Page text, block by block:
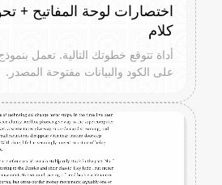
اختصارات لوحة المفاتيح +
كلام
أداة تتوقع خطوتك التالية. تعمل
على الكود والبيانات مفتوحة المصدر.